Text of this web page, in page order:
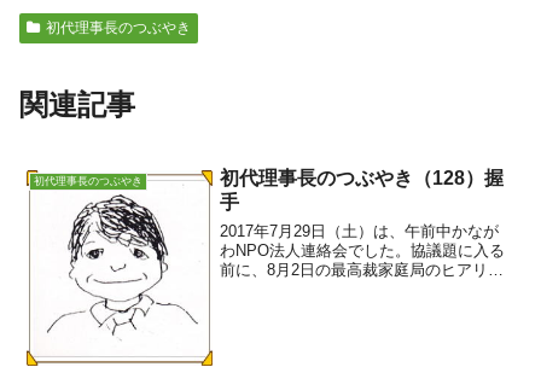
初代理事長のつぶやき
関連記事
初代理事長のつぶやき
初代理事長のつぶやき（128）握
手
2017年7月29日（土）は、午前中かなが
わNPO法人連絡会でした。協議題に入る
前に、8月2日の最高裁家庭局のヒアリン